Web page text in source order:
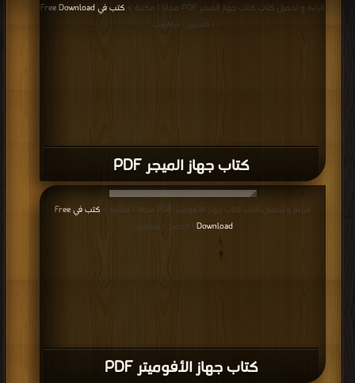
كتاب جهاز الميجر PDF
قراءة و تحميل كتاب كتاب جهاز الميجر PDF مجانا | مكتبة > كتب في Free Download
| التحميل : مرة/مرات
كتاب جهاز الأفوميتر PDF
قراءة و تحميل كتاب كتاب جهاز الأفوميتر PDF مجانا | مكتبة >
كتب في Free
Download | التحميل : مرة/مرات